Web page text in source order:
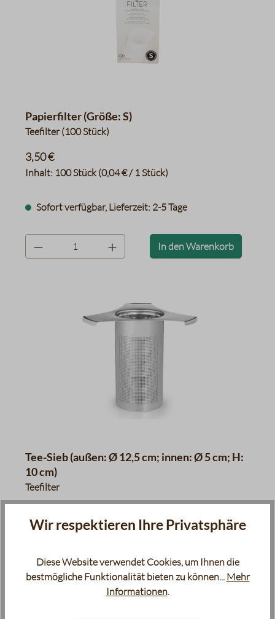
Papierfilter (Größe: S)
Teefilter (100 Stück)
Inhalt: 100 Stück(0,04 € / 1 Stück)
3,50 €
Sofort verfügbar, Lieferzeit: 2-5 Tage
product.quantityLabel In den Warenkorb
Tee-Sieb (außen: Ø 12,5 cm; innen: Ø 5 cm; H:
10 cm)
Teefilter
Inhalt: 1 Stück(11,90 €* / 1 Stück)
Sofort verfügbar, Lieferzeit: 2-5 Tage
product.quantityLabel
Wir respektieren Ihre Privatsphäre
Diese Website verwendet Cookies, um Ihnen die
bestmögliche Funktionalität bieten zu können... Mehr
Informationen.